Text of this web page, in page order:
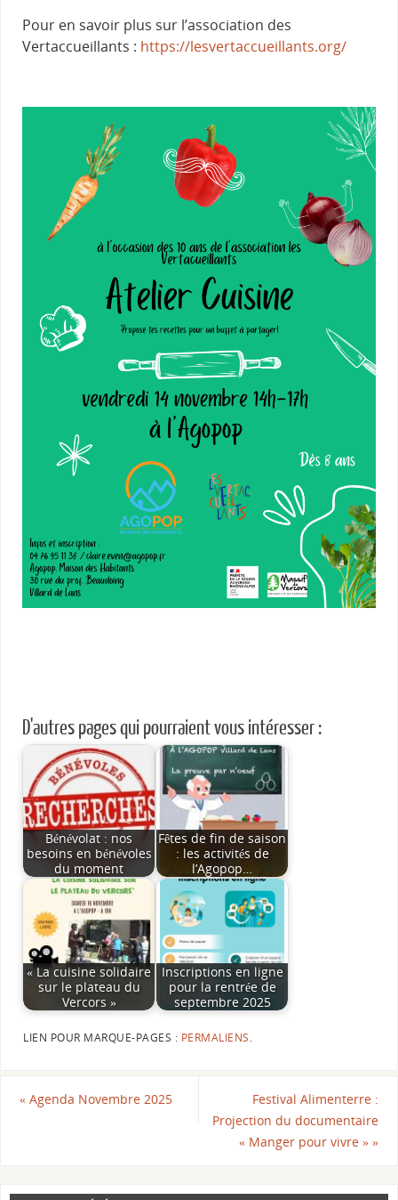
Pour en savoir plus sur l’association des
Vertaccueillants : https://lesvertaccueillants.org/
D'autres pages qui pourraient vous intéresser :
Bénévolat : nos
besoins en bénévoles
du moment
Fêtes de fin de saison
: les activités de
l’Agopop…
« La cuisine solidaire
sur le plateau du
Vercors »
Inscriptions en ligne
pour la rentrée de
septembre 2025
LIEN POUR MARQUE-PAGES : PERMALIENS.
« Agenda Novembre 2025
Festival Alimenterre :
Projection du documentaire
« Manger pour vivre » »